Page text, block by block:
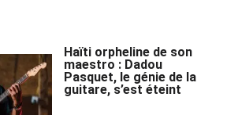
Haïti orpheline de son
maestro : Dadou
Pasquet, le génie de la
guitare, s’est éteint